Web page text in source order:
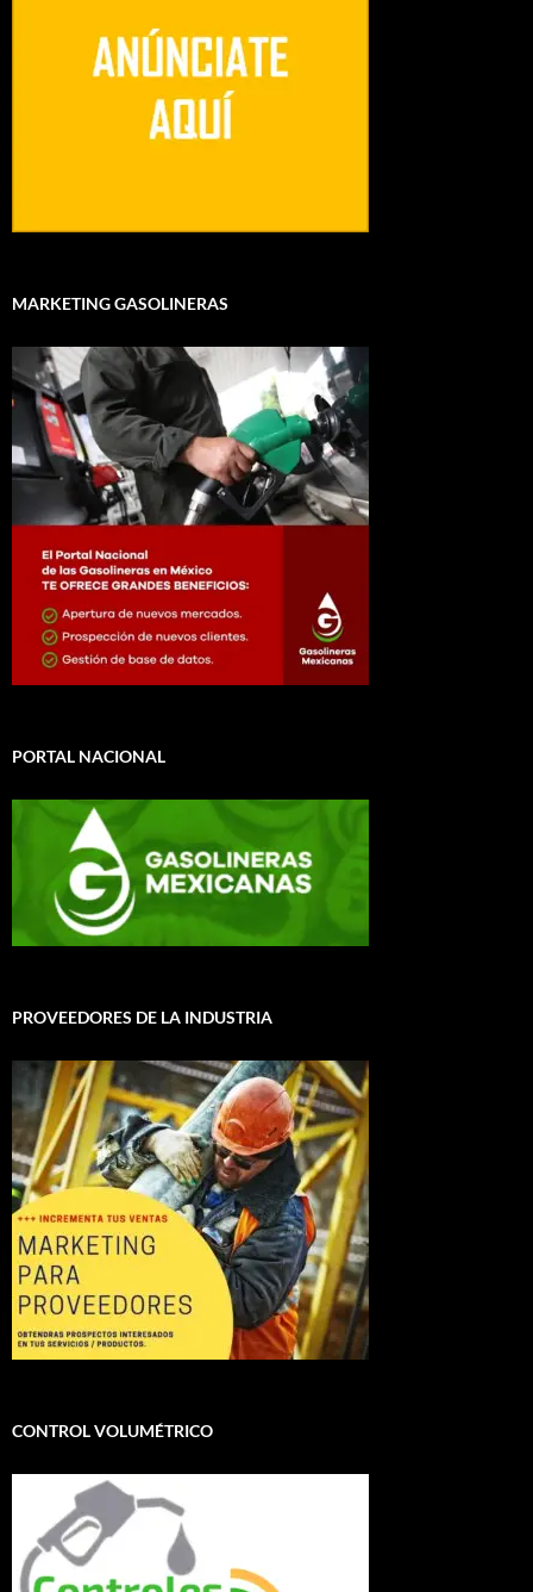
MARKETING GASOLINERAS
PORTAL NACIONAL
PROVEEDORES DE LA INDUSTRIA
CONTROL VOLUMÉTRICO